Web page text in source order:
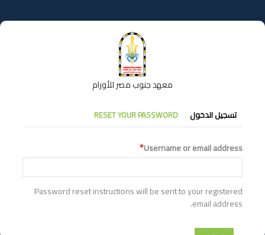
إلى
المحتوى
معهد جنوب مصر للأورام
التبويبات
الأساسية
تسجيل الدخول RESET YOUR PASSWORD
Username or email address
Password reset instructions will be sent to your registered
email address.